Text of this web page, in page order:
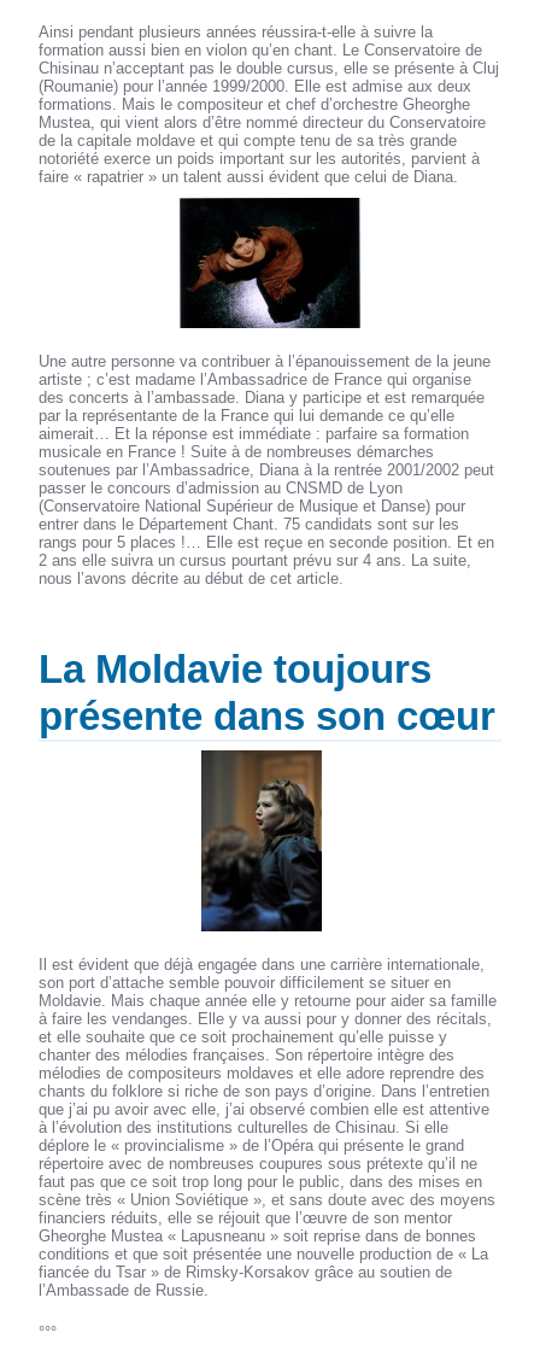
Ainsi pendant plusieurs années réussira-t-elle à suivre la
formation aussi bien en violon qu’en chant. Le Conservatoire de
Chisinau n’acceptant pas le double cursus, elle se présente à Cluj
(Roumanie) pour l’année 1999/2000. Elle est admise aux deux
formations. Mais le compositeur et chef d’orchestre Gheorghe
Mustea, qui vient alors d’être nommé directeur du Conservatoire
de la capitale moldave et qui compte tenu de sa très grande
notoriété exerce un poids important sur les autorités, parvient à
faire « rapatrier » un talent aussi évident que celui de Diana.
Une autre personne va contribuer à l’épanouissement de la jeune
artiste ; c’est madame l’Ambassadrice de France qui organise
des concerts à l’ambassade. Diana y participe et est remarquée
par la représentante de la France qui lui demande ce qu’elle
aimerait… Et la réponse est immédiate : parfaire sa formation
musicale en France ! Suite à de nombreuses démarches
soutenues par l’Ambassadrice, Diana à la rentrée 2001/2002 peut
passer le concours d’admission au CNSMD de Lyon
(Conservatoire National Supérieur de Musique et Danse) pour
entrer dans le Département Chant. 75 candidats sont sur les
rangs pour 5 places !… Elle est reçue en seconde position. Et en
2 ans elle suivra un cursus pourtant prévu sur 4 ans. La suite,
nous l’avons décrite au début de cet article.
La Moldavie toujours
présente dans son cœur
Il est évident que déjà engagée dans une carrière internationale,
son port d’attache semble pouvoir difficilement se situer en
Moldavie. Mais chaque année elle y retourne pour aider sa famille
à faire les vendanges. Elle y va aussi pour y donner des récitals,
et elle souhaite que ce soit prochainement qu’elle puisse y
chanter des mélodies françaises. Son répertoire intègre des
mélodies de compositeurs moldaves et elle adore reprendre des
chants du folklore si riche de son pays d’origine. Dans l’entretien
que j’ai pu avoir avec elle, j’ai observé combien elle est attentive
à l’évolution des institutions culturelles de Chisinau. Si elle
déplore le « provincialisme » de l’Opéra qui présente le grand
répertoire avec de nombreuses coupures sous prétexte qu’il ne
faut pas que ce soit trop long pour le public, dans des mises en
scène très « Union Soviétique », et sans doute avec des moyens
financiers réduits, elle se réjouit que l’œuvre de son mentor
Gheorghe Mustea « Lapusneanu » soit reprise dans de bonnes
conditions et que soit présentée une nouvelle production de « La
fiancée du Tsar » de Rimsky-Korsakov grâce au soutien de
l’Ambassade de Russie.
°°°